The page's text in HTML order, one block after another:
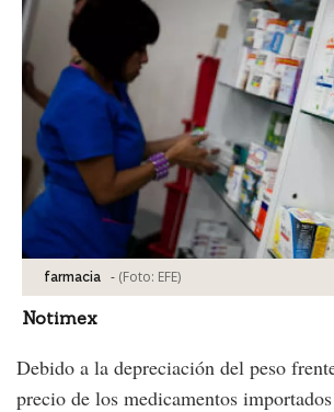
farmacia - (Foto: EFE)
Notimex
Debido a la depreciación del peso
precio de los medicamentos